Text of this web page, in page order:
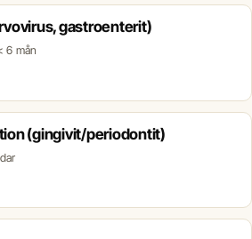
gastroenterit)
6 mån
(gingivit/periodontit)